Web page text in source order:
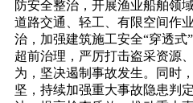
防安全整治，开展渔业船舶领
道路交通、轻工、有限空间作
治，加强建筑施工安全“穿透式
超前治理，严厉打击盗采资源
为，坚决遏制事故发生。同时
坚，持续加强重大事故隐患判